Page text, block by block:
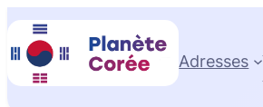
Skip
to
content
Adresses